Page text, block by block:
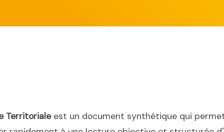
Territorialeest un document synthétique qui